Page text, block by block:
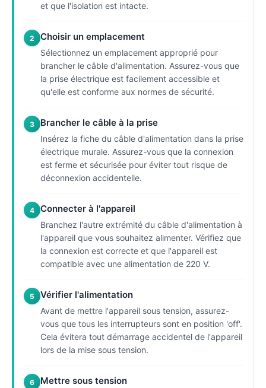
et que l'isolation est intacte.
2 Choisir un emplacement
Sélectionnez un emplacement approprié pour
brancher le câble d'alimentation. Assurez-vous que
la prise électrique est facilement accessible et
qu'elle est conforme aux normes de sécurité.
3 Brancher le câble à la prise
Insérez la fiche du câble d'alimentation dans la prise
électrique murale. Assurez-vous que la connexion
est ferme et sécurisée pour éviter tout risque de
déconnexion accidentelle.
4 Connecter à l'appareil
Branchez l'autre extrémité du câble d'alimentation à
l'appareil que vous souhaitez alimenter. Vérifiez que
la connexion est correcte et que l'appareil est
compatible avec une alimentation de 220 V.
5 Vérifier l'alimentation
Avant de mettre l'appareil sous tension, assurez-
vous que tous les interrupteurs sont en position 'off'.
Cela évitera tout démarrage accidentel de l'appareil
lors de la mise sous tension.
6 Mettre sous tension